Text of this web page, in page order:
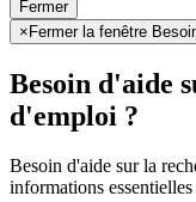
Fermer
×Fermer la fenêtre
Besoin d'aide
d'emploi ?
Besoin d'aide sur la
informations